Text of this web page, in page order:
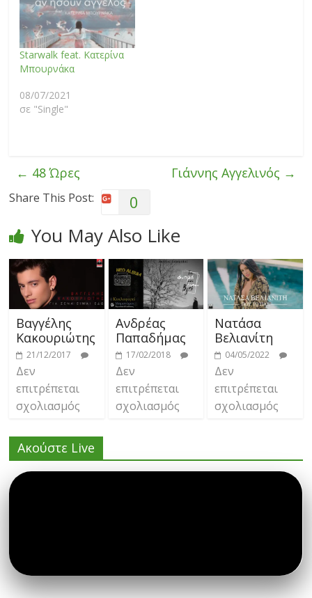
Starwalk feat. Κατερίνα
Μπουρνάκα
08/07/2021
σε "Single"
← 48 Ώρες Γιάννης Αγγελινός →
Share This Post: 0
You May Also Like
Βαγγέλης
Κακουριώτης
21/12/2017
Δεν
επιτρέπεται
σχολιασμός
Ανδρέας
Παπαδήμας
17/02/2018
Δεν
επιτρέπεται
σχολιασμός
Νατάσα
Βελιανίτη
04/05/2022
Δεν
επιτρέπεται
σχολιασμός
Ακούστε Live